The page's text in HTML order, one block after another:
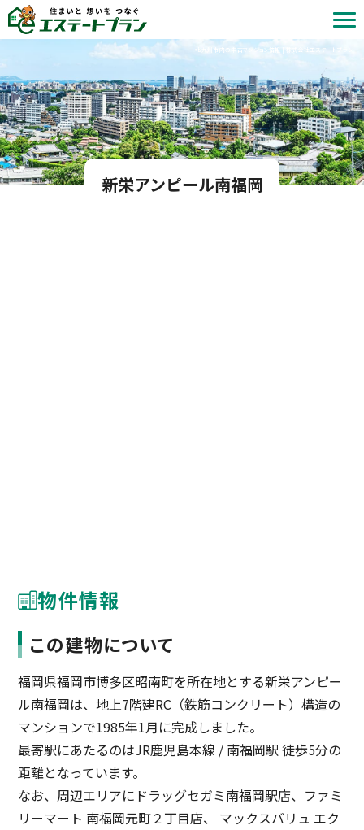
北九州市内の中古マンション情報 | 株式会社エステートプラン
新栄アンピール南福岡
物件情報
この建物について
福岡県福岡市博多区昭南町を所在地とする新栄アンピー
ル南福岡は、地上7階建RC（鉄筋コンクリート）構造の
マンションで1985年1月に完成しました。
最寄駅にあたるのはJR鹿児島本線 / 南福岡駅 徒歩5分の
距離となっています。
なお、周辺エリアにドラッグセガミ南福岡駅店、ファミ
リーマート 南福岡元町２丁目店、 マックスバリュ エク